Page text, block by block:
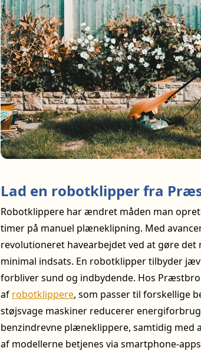
Lad en robotklipper fra
Robotklippere har ændret måden man
timer på manuel plæneklipning. Med
revolutioneret havearbejdet ved at gøre
minimal indsats. En robotklipper tilbyder
forbliver sund og indbydende. Hos
af robotklippere, som passer til forskellige
støjsvage maskiner reducerer
benzindrevne plæneklippere, samtidig med
af modellerne betjenes via smartphone-